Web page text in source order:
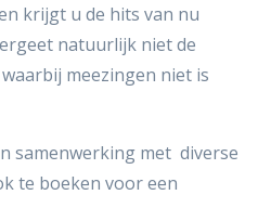
krijgt u de hits van nu
natuurlijk niet de
meezingen niet is
samenwerking met diverse
te boeken voor een